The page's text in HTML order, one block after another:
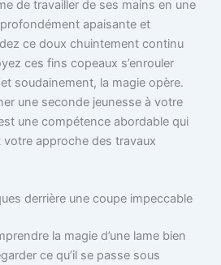
de travailler de ses mains en une
apaisante et
ce doux chuintement continu
ces fins copeaux s’enrouler
soudainement, la magie opère.
une seconde jeunesse à votre
une compétence abordable qui
approche des travaux
derrière une coupe impeccable
la magie d’une lame bien
ce qu’il se passe sous